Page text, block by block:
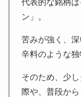
代表的な銘柄
ン」。
苦みが強く、
辛料のような独
そのため、少
際や、普段か